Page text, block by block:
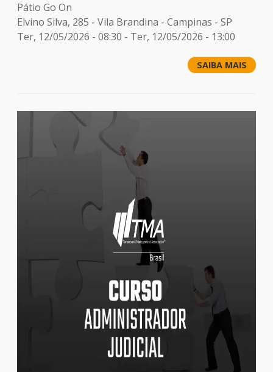
Pátio Go On
Elvino Silva, 285 - Vila Brandina - Campinas - SP
Ter, 12/05/2026 - 08:30 - Ter, 12/05/2026 - 13:00
SAIBA MAIS